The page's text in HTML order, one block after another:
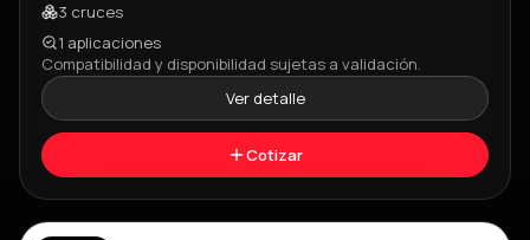
3 cruces
1 aplicaciones
Compatibilidad y disponibilidad sujetas a validación.
Ver detalle
Cotizar